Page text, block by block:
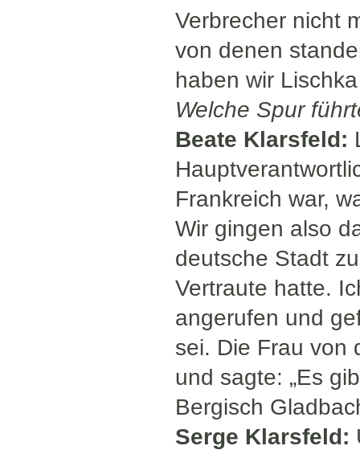
Verbrecher nicht
von denen
haben wir
Welche Spur
Beate Klarsfeld:
Frankreich war,
Wir gingen also
deutsche Stadt
Vertraute hatte.
angerufen und
sei. Die Frau von
und sagte: „Es
Bergisch
Serge Klarsfeld: